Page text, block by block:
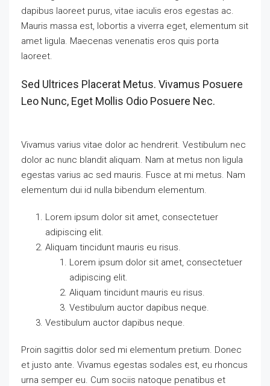
dapibus laoreet purus, vitae iaculis eros egestas ac.
Mauris massa est, lobortis a viverra eget, elementum sit
amet ligula. Maecenas venenatis eros quis porta
laoreet.
Sed Ultrices Placerat Metus. Vivamus Posuere
Leo Nunc, Eget Mollis Odio Posuere Nec.
Vivamus varius vitae dolor ac hendrerit. Vestibulum nec
dolor ac nunc blandit aliquam. Nam at metus non ligula
egestas varius ac sed mauris. Fusce at mi metus. Nam
elementum dui id nulla bibendum elementum.
Lorem ipsum dolor sit amet, consectetuer
adipiscing elit.
Aliquam tincidunt mauris eu risus.
Lorem ipsum dolor sit amet, consectetuer
adipiscing elit.
Aliquam tincidunt mauris eu risus.
Vestibulum auctor dapibus neque.
Vestibulum auctor dapibus neque.
Proin sagittis dolor sed mi elementum pretium. Donec
et justo ante. Vivamus egestas sodales est, eu rhoncus
urna semper eu. Cum sociis natoque penatibus et